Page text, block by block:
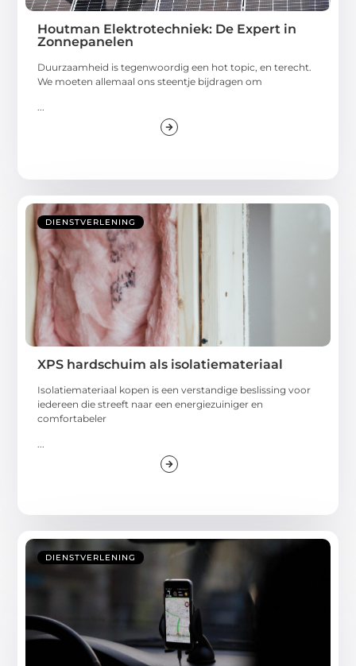
Houtman Elektrotechniek: De Expert in
Zonnepanelen
Duurzaamheid is tegenwoordig een hot topic, en terecht.
We moeten allemaal ons steentje bijdragen om
DIENSTVERLENING
XPS hardschuim als isolatiemateriaal
Isolatiemateriaal kopen is een verstandige beslissing voor
iedereen die streeft naar een energiezuiniger en
comfortabeler
...
DIENSTVERLENING